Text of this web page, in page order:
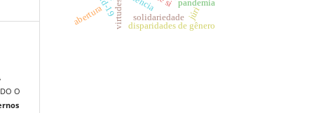
O
solidariedade
disparidades de gênero
pandemia
abertura júri